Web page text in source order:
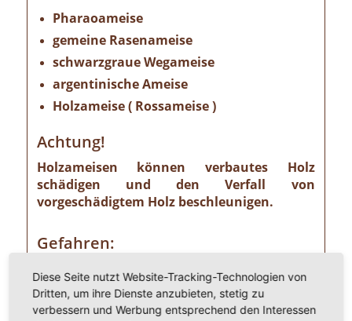
Pharaoameise
gemeine Rasenameise
schwarzgraue Wegameise
argentinische Ameise
Holzameise ( Rossameise )
Achtung!
Holzameisen können verbautes Holz
schädigen und den Verfall von
vorgeschädigtem Holz beschleunigen.
Gefahren:
Wer Ameisen im eigenen Heim entdeckt,
sollte die Gefahr ernst nehmen. Einige
Ameisenarten sind nämlich Vorrats- und
Diese Seite nutzt Website-Tracking-Technologien von
Dritten, um ihre Dienste anzubieten, stetig zu
verbessern und Werbung entsprechend den Interessen